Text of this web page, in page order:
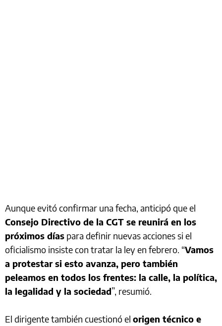
Aunque evitó confirmar una fecha, anticipó que el
Consejo Directivo de la CGT se reunirá en los
próximos días para definir nuevas acciones si el
oficialismo insiste con tratar la ley en febrero. “Vamos
a protestar si esto avanza, pero también
peleamos en todos los frentes: la calle, la política,
la legalidad y la sociedad”, resumió.
El dirigente también cuestionó el origen técnico e